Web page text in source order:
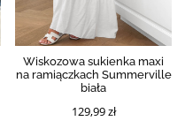
Wiskozowa sukienka maxi
na ramiączkach Summerville
biała
129,99 zł